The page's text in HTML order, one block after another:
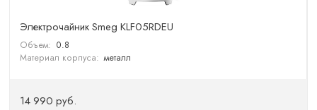
Электрочайник Smeg KLF05RDEU
Объем: 0.8
Материал корпуса: металл
14 990 руб.